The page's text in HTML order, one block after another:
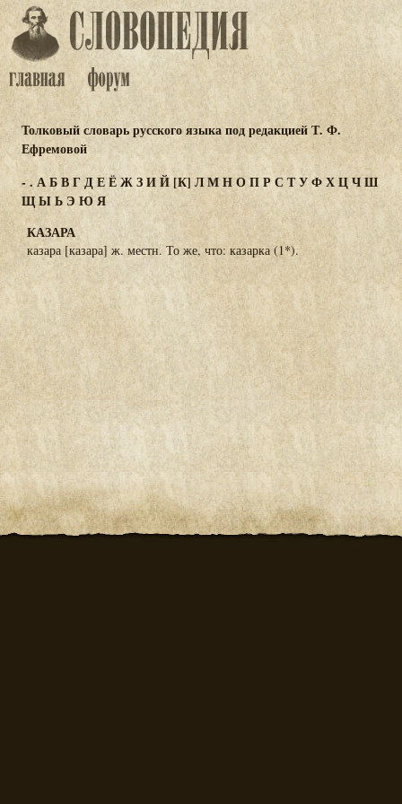
Толковый словарь русского языка под редакцией Т. Ф.
Ефремовой
- . АБВГДЕЁЖЗИЙ [К] ЛМНОПРС ТУФХЦЧШ
ЩЫЬЭ ЮЯ
КАЗАРА
казара [казара] ж. местн. То же, что: казарка (1*).